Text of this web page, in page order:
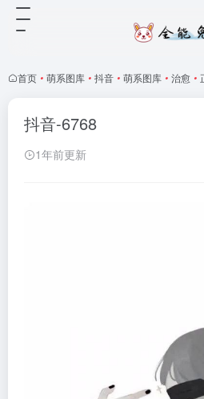
首页 • 萌系图库 • 抖音 • 萌系图库 • 治愈 •
抖音-6768
1年前更新